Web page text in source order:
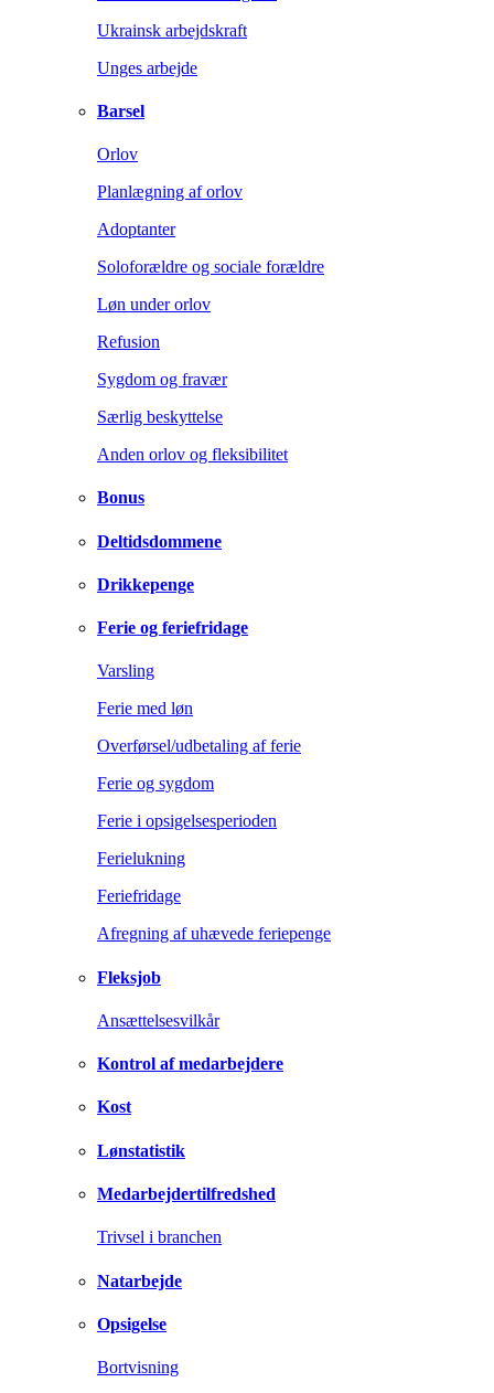
Ukrainsk arbejdskraft
Unges arbejde
Barsel
Orlov
Planlægning af orlov
Adoptanter
Soloforældre og sociale forældre
Løn under orlov
Refusion
Sygdom og fravær
Særlig beskyttelse
Anden orlov og fleksibilitet
Bonus
Deltidsdommene
Drikkepenge
Ferie og feriefridage
Varsling
Ferie med løn
Overførsel/udbetaling af ferie
Ferie og sygdom
Ferie i opsigelsesperioden
Ferielukning
Feriefridage
Afregning af uhævede feriepenge
Fleksjob
Ansættelsesvilkår
Kontrol af medarbejdere
Kost
Lønstatistik
Medarbejdertilfredshed
Trivsel i branchen
Natarbejde
Opsigelse
Bortvisning